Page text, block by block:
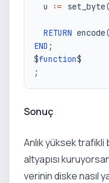
  u :
= set_byte(
RETURN encode(
END ;
$function
;
Sonuç
Anlık yüksek
altyapısı
verinin diske nasıl